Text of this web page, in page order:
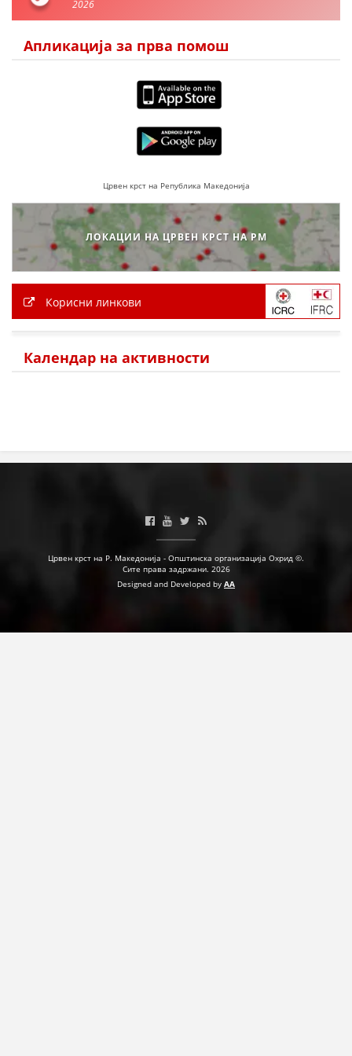
ФОРМУЛАРИ ЗА БАРАЊА
ЗДРАВСТВЕНО ПРЕВЕНТИВНА ДЕЈНОСТ
КРВОДАРИТЕЛСТВО
МЕНАЏМЕНТ НА ВОЛОНТЕРИ
ЗА НАС
ПОСТЕРИ
ПРЕЗЕНТАЦИИ
2026
Апликација за прва помош
Црвен крст на Република Македонија
ЛОКАЦИИ НА ЦРВЕН КРСТ НА РМ
Корисни линкови
Календар на активности
Црвен крст на Р. Македонија - Општинска организација Охрид ©.
Сите права задржани. 2026
Designed and Developed by AA